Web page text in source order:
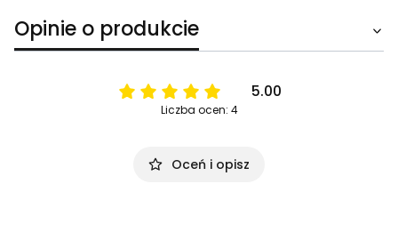
Opinie o produkcie
5.00
Liczba ocen: 4
Oceń i opisz